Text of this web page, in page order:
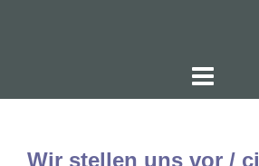
Wir stellen uns vor / ci